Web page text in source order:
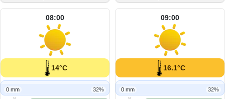
08:00
14°C
0 mm 32%
09:00
16.1°C
0 mm 32%